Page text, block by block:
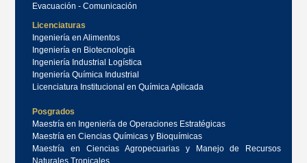
Evacuación - Comunicación
Licenciaturas
Ingeniería en Alimentos
Ingeniería en Biotecnología
Ingeniería Industrial Logística
Ingeniería Química Industrial
Licenciatura Institucional en Química Aplicada
Posgrados
Maestría en Ingeniería de Operaciones Estratégicas
Maestría en Ciencias Químicas y Bioquímicas
Maestría en Ciencias Agropecuarias y Manejo de Recursos
Naturales Tropicales